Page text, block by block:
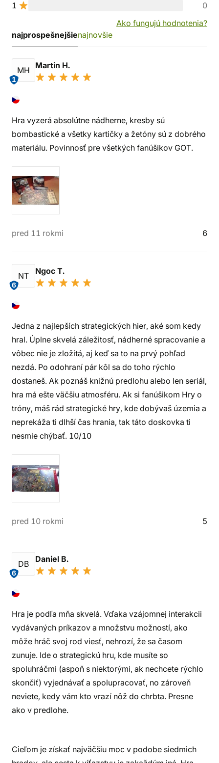
1
0
Ako fungujú hodnotenia?
najprospešnejšienajnovšie
MH
1
Martin H.
Hra vyzerá absolútne nádherne, kresby sú
bombastické a všetky kartičky a žetóny sú z dobrého
materiálu. Povinnosť pre všetkých fanúšikov GOT.
pred 11 rokmi 6
NT
6
Ngoc T.
Jedna z najlepších strategických hier, aké som kedy
hral. Úplne skvelá záležitosť, nádherné spracovanie a
vôbec nie je zložitá, aj keď sa to na prvý pohľad
nezdá. Po odohraní pár kôl sa do toho rýchlo
dostaneš. Ak poznáš knižnú predlohu alebo len seriál,
hra má ešte väčšiu atmosféru. Ak si fanúšikom Hry o
tróny, máš rád strategické hry, kde dobývaš územia a
neprekáža ti dlhší čas hrania, tak táto doskovka ti
nesmie chýbať. 10/10
pred 10 rokmi 5
DB
6
Daniel B.
Hra je podľa mňa skvelá. Vďaka vzájomnej interakcii
vydávaných príkazov a množstvu možností, ako
môže hráč svoj rod viesť, nehrozí, že sa časom
zunuje. Ide o strategickú hru, kde musíte so
spoluhráčmi (aspoň s niektorými, ak nechcete rýchlo
skončiť) vyjednávať a spolupracovať, no zároveň
neviete, kedy vám kto vrazí nôž do chrbta. Presne
ako v predlohe.
Cieľom je získať najväčšiu moc v podobe siedmich